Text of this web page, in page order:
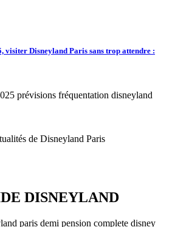
visiter Disneyland Paris sans trop attendre :
de Disneyland Paris
DISNEYLAND